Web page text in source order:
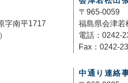
字南平1717
〒965-0059
福島県会津若
電話：0242-
Fax：0242-
中通り連絡